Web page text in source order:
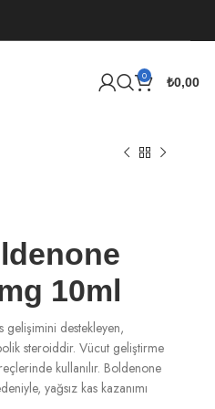
0 ₺0,00
10ml
destekleyen,
steroiddir. Vücut geliştirme
kullanılır. Boldenone
yağsız kas kazanımı